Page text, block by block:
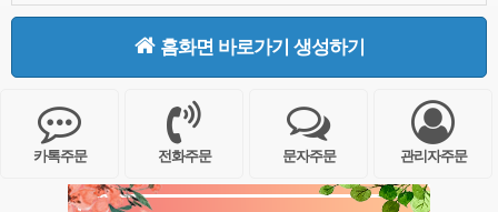
홈화면 바로가기 생성하기
카톡주문 전화주문 문자주문 관리자주문